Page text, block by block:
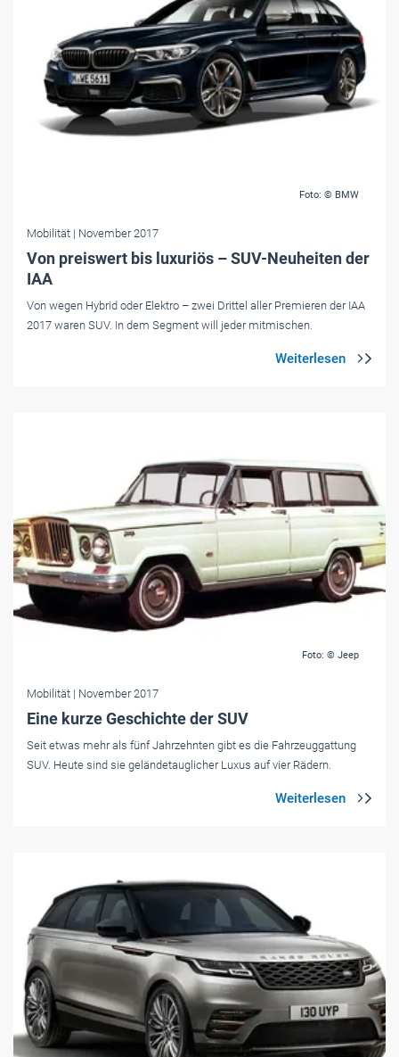
Foto: © BMW
Mobilität | November 2017
Von preiswert bis luxuriös – SUV-Neuheiten der
IAA
Von wegen Hybrid oder Elektro – zwei Drittel aller Premieren der IAA
2017 waren SUV. In dem Segment will jeder mitmischen.
Foto: © Jeep
Mobilität | November 2017
Eine kurze Geschichte der SUV
Seit etwas mehr als fünf Jahrzehnten gibt es die Fahrzeuggattung
SUV. Heute sind sie geländetauglicher Luxus auf vier Rädern.